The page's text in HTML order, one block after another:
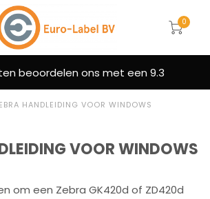
0
beoordelen ons met een 9.3
HANDLEIDING VOOR WINDOWS
VOOR WINDOWS
om een Zebra GK420d of ZD420d